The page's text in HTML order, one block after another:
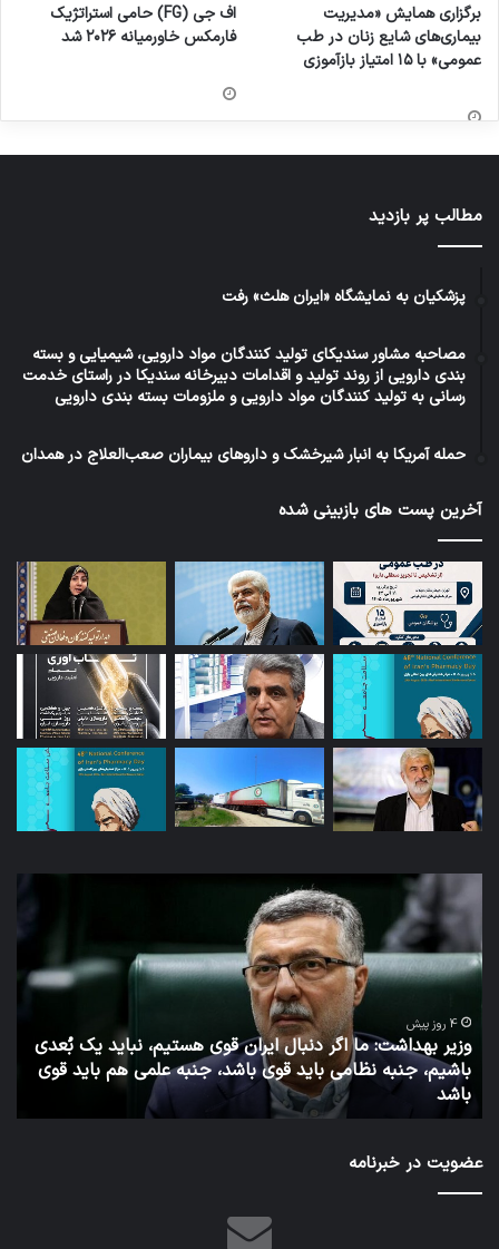
برگزاری همایش «مدیریت
بیماری‌های شایع زنان در طب
عمومی» با ۱۵ امتیاز بازآموزی
اف جی (FG) حامی استراتژیک
فارمکس خاورمیانه ۲۰۲۶ شد
مطالب پر بازدید
پزشکیان به نمایشگاه «ایران هلث» رفت
مصاحبه مشاور سندیکای تولید کنندگان مواد دارویی، شیمیایی و بسته
بندی دارویی از روند تولید و اقدامات دبیرخانه سندیکا در راستای خدمت
رسانی به تولید کنندگان مواد دارویی و ملزومات بسته بندی دارویی
حمله آمریکا به انبار شیرخشک و داروهای بیماران صعب‌العلاج در همدان
آخرین پست های بازبینی شده
هستیم، نباید یک بُعدی
جنبه علمی هم باید قوی
توئیت
دکتر
جهانپور
مدیر
سابق
روابط
عمومی
وزارت
بهداشت
1 هفته پیش
توئیت دکتر جهانپور مدیر سابق
عضویت در خبرنامه